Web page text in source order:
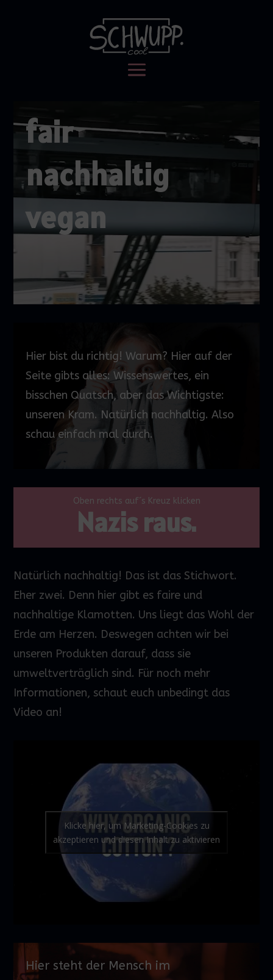
Playerfair
nachhaltig
vegan
Hier bist du richtig! Warum? Hier auf der
Seite gibts alles: Wissenswertes, ein
bisschen Quatsch, aber das Wichtigste:
unseren Kram. Natürlich nachhaltig. Also
schau einfach mal durch.
Oben rechts auf´s Kreuz klicken
Nazis raus.
Natürlich nachhaltig! Das ist das Stichwort.
Eher zwei. Denn hier gibt es faire und
nachhaltige Klamotten. Uns liegt das Wohl der
Erde am Herzen. Deswegen achten wir bei
unseren Produkten darauf, dass sie
umweltverträglich sind. Für noch mehr
Informationen, schaut euch unbedingt das
Video an!
Klicke hier, um Marketing-Cookies zu
akzeptieren und diesen Inhalt zu aktivieren
Hier steht der Mensch im